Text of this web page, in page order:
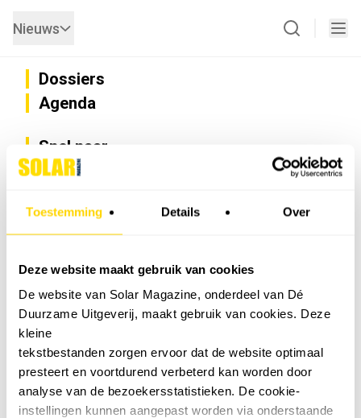
Toestemming Details Over
Deze website maakt gebruik van cookies
De website van Solar Magazine, onderdeel van Dé
Duurzame Uitgeverij, maakt gebruik van cookies. Deze
kleine
tekstbestanden zorgen ervoor dat de website optimaal
presteert en voortdurend verbeterd kan worden door
analyse van de bezoekersstatistieken. De cookie-
instellingen kunnen aangepast worden via onderstaande
Nieuws
Dossiers
Agenda
Snel naar
Privacy
Nieuwsbrief
Vacatures
Installateurzoeker
Cookievoorkeuren wijzigen
English
Geef ons feedback
Vertel ons wat je van onze website vindt.